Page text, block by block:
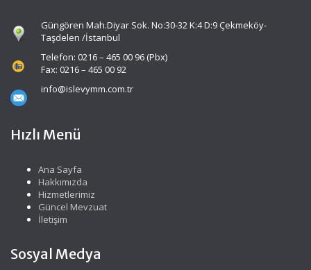
Güngören Mah.Diyar Sok. No:30-32 K:4 D:9 Çekmeköy-
Taşdelen /İstanbul
Telefon: 0216 – 465 00 96 (Pbx)
Fax: 0216 – 465 00 92
info@islevymm.com.tr
Hızlı Menü
Ana Sayfa
Hakkımızda
Hizmetlerimiz
Güncel Mevzuat
İletişim
Sosyal Medya